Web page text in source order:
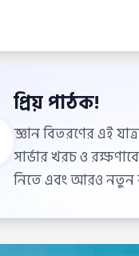
প্রিয় পাঠক!
জ্ঞান বিতরণের এই
সার্ভার খরচ ও
নিতে এবং আরও নতুন